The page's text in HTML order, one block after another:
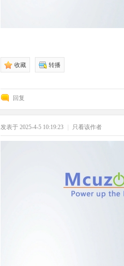
收藏 转播
回复
发表于 2025-4-5 10:19:23 只看该作者